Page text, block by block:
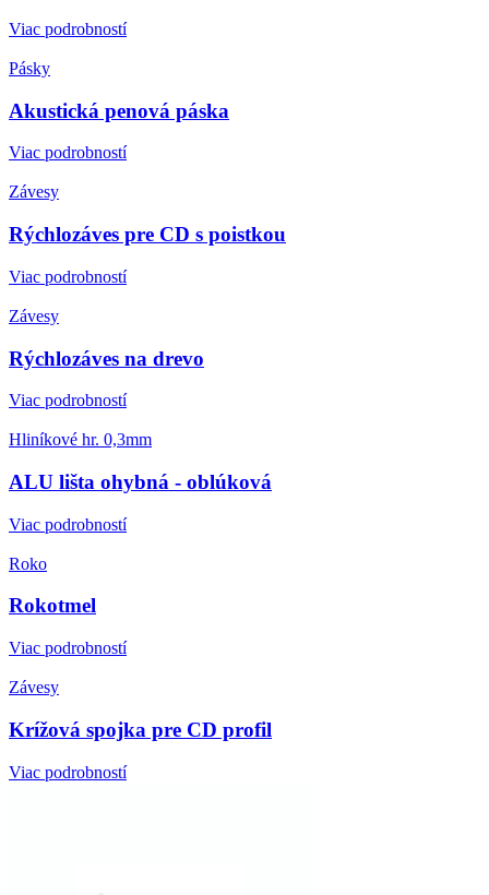
Viac podrobností
Pásky
Akustická penová páska
Viac podrobností
Závesy
Rýchlozáves pre CD s poistkou
Viac podrobností
Závesy
Rýchlozáves na drevo
Viac podrobností
Hliníkové hr. 0,3mm
ALU lišta ohybná - oblúková
Viac podrobností
Roko
Rokotmel
Viac podrobností
Závesy
Krížová spojka pre CD profil
Viac podrobností